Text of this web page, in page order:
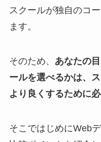
スクールが独自のコ
ます。
そのため、 あなたの
ールを選べるかは、
より良くするために
そこではじめにWeb